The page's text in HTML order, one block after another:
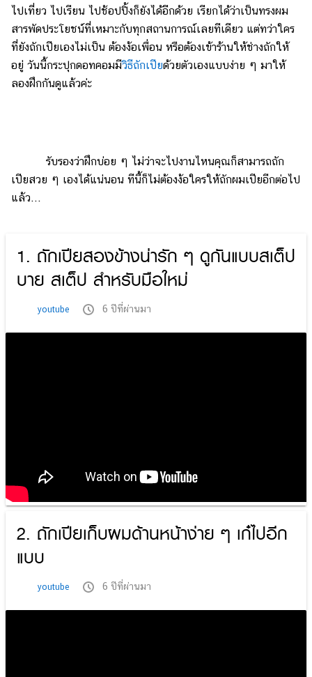
ไปเที่ยว ไปเรียน ไปช้อปปิ้งก็ยังได้อีกด้วย เรียกได้ว่าเป็นทรงผม
สารพัดประโยชน์ที่เหมาะกับทุกสถานการณ์เลยทีเดียว แต่ทว่าใคร
ที่ยังถักเปียเองไม่เป็น ต้องง้อเพื่อน หรือต้องเข้าร้านให้ช่างถักให้
อยู่ วันนี้กระปุกดอทคอมมีวิธีถักเปียด้วยตัวเองแบบง่าย ๆ มาให้
ลองฝึกกันดูแล้วค่ะ
รับรองว่าฝึกบ่อย ๆ ไม่ว่าจะไปงานไหนคุณก็สามารถถัก
เปียสวย ๆ เองได้แน่นอน ทีนี้ก็ไม่ต้องง้อใครให้ถักผมเปียอีกต่อไป
แล้ว...
1. ถักเปียสองข้างน่ารัก ๆ ดูกันแบบสเต็ป
บาย สเต็ป สำหรับมือใหม่
youtube 6 ปีที่ผ่านมา
2. ถักเปียเก็บผมด้านหน้าง่าย ๆ เก๋ไปอีก
แบบ
youtube 6 ปีที่ผ่านมา